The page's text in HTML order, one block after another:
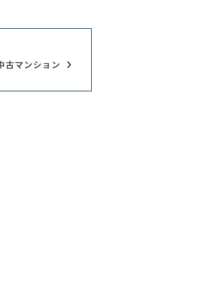
古マンション